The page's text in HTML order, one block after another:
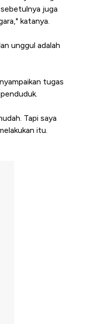
juga
katanya.
unggul adalah
tugas
Tapi saya
itu.